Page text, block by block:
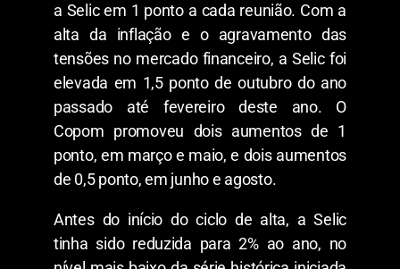
a Selic em 1 ponto a cada reunião. Com a
alta da inflação e o agravamento das
tensões no mercado financeiro, a Selic foi
elevada em 1,5 ponto de outubro do ano
passado até fevereiro deste ano. O
Copom promoveu dois aumentos de 1
ponto, em março e maio, e dois aumentos
de 0,5 ponto, em junho e agosto.
Antes do início do ciclo de alta, a Selic
tinha sido reduzida para 2% ao ano, no